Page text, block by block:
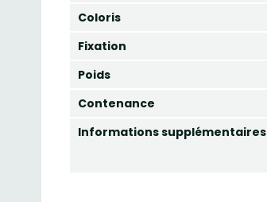
Coloris
Fixation
Poids
Contenance
Informations supplémentaires